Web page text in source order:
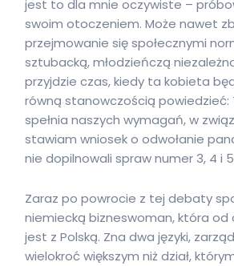
jest to dla mnie oczywiste –
swoim otoczeniem. Może nawet
przejmowanie się społecznymi
sztubacką, młodzieńczą
przyjdzie czas, kiedy ta kobieta
równą stanowczością
spełnia naszych wymagań, w
stawiam wniosek o odwołanie
nie dopilnowali spraw numer 3, 4 i
Zaraz po powrocie z tej debaty
niemiecką bizneswoman, która od
jest z Polską. Zna dwa języki,
wielokroć większym niż dział,